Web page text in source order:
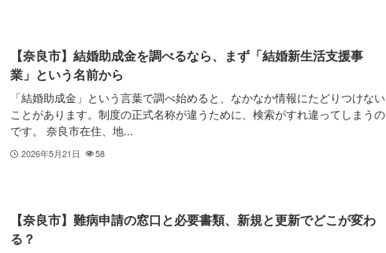
【奈良市】結婚助成金を調べるなら、まず「結婚新生活支援事
業」という名前から
「結婚助成金」という言葉で調べ始めると、なかなか情報にたどりつけない
ことがあります。制度の正式名称が違うために、検索がすれ違ってしまうの
です。 奈良市在住、地...
2026年5月21日 58
【奈良市】難病申請の窓口と必要書類、新規と更新でどこが変わ
る？